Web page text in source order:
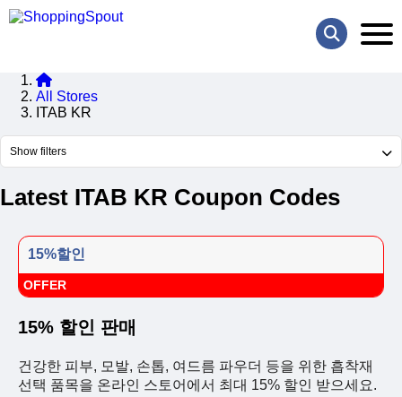
All Stores
ITAB KR
Show filters
Latest ITAB KR Coupon Codes
15%할인
OFFER
15% 할인 판매
건강한 피부, 모발, 손톱, 여드름 파우더 등을 위한 흡착재
선택 품목을 온라인 스토어에서 최대 15% 할인 받으세요.